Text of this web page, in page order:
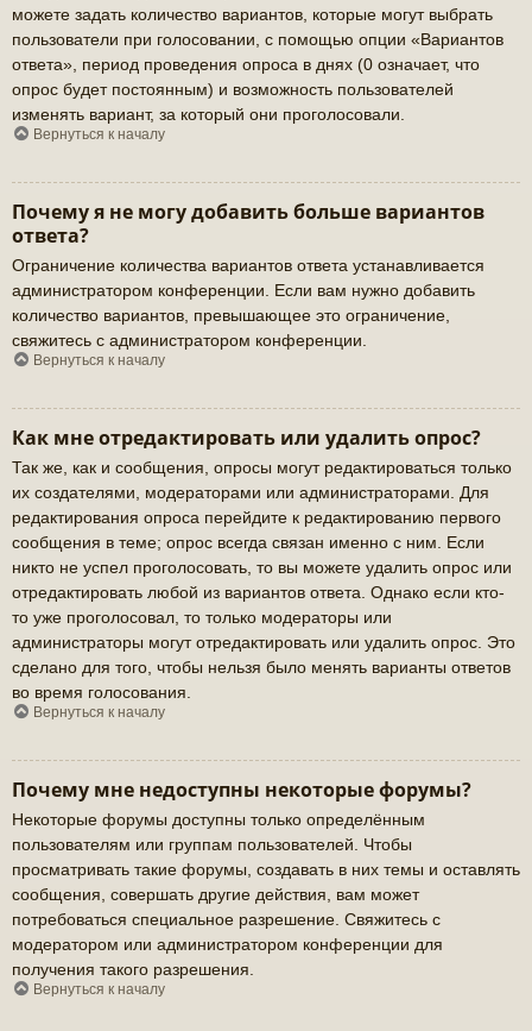
можете задать количество вариантов, которые могут выбрать
пользователи при голосовании, с помощью опции «Вариантов
ответа», период проведения опроса в днях (0 означает, что
опрос будет постоянным) и возможность пользователей
изменять вариант, за который они проголосовали.
Вернуться к началу
Почему я не могу добавить больше вариантов
ответа?
Ограничение количества вариантов ответа устанавливается
администратором конференции. Если вам нужно добавить
количество вариантов, превышающее это ограничение,
свяжитесь с администратором конференции.
Вернуться к началу
Как мне отредактировать или удалить опрос?
Так же, как и сообщения, опросы могут редактироваться только
их создателями, модераторами или администраторами. Для
редактирования опроса перейдите к редактированию первого
сообщения в теме; опрос всегда связан именно с ним. Если
никто не успел проголосовать, то вы можете удалить опрос или
отредактировать любой из вариантов ответа. Однако если кто-
то уже проголосовал, то только модераторы или
администраторы могут отредактировать или удалить опрос. Это
сделано для того, чтобы нельзя было менять варианты ответов
во время голосования.
Вернуться к началу
Почему мне недоступны некоторые форумы?
Некоторые форумы доступны только определённым
пользователям или группам пользователей. Чтобы
просматривать такие форумы, создавать в них темы и оставлять
сообщения, совершать другие действия, вам может
потребоваться специальное разрешение. Свяжитесь с
модератором или администратором конференции для
получения такого разрешения.
Вернуться к началу